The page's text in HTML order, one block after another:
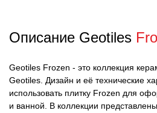
Описание Geotiles
Geotiles Frozen - это коллекция
Geotiles. Дизайн и её технические
использовать плитку Frozen для
и ванной. В коллекции